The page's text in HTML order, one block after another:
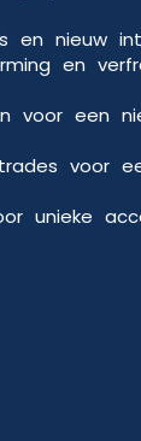
en nieuw
en
voor een
voor
unieke